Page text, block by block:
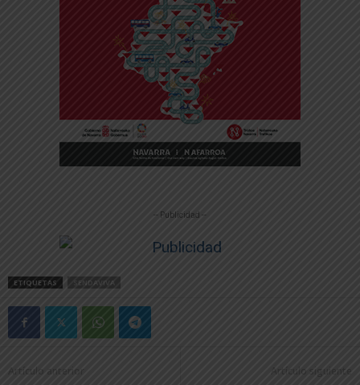
-- Publicidad --
ETIQUETAS SENDAVIVA
Artículo anterior Artículo siguiente